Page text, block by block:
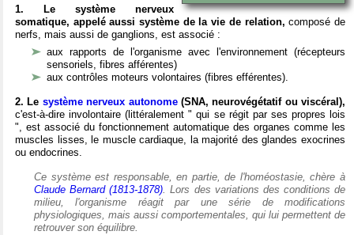
1. Le système nerveux
somatique, appelé aussi système de la vie de relation, composé de
nerfs, mais aussi de ganglions, est associé :
aux rapports de l'organisme avec l'environnement (récepteurs
sensoriels, fibres afférentes)
aux contrôles moteurs volontaires (fibres efférentes).
2. Le système nerveux autonome(SNA, neurovégétatif ou viscéral),
c'est-à-dire involontaire (littéralement " qui se régit par ses propres lois
", est associé du fonctionnement automatique des organes comme les
muscles lisses, le muscle cardiaque, la majorité des glandes exocrines
ou endocrines.
Ce système est responsable, en partie, de l'homéostasie, chère à
Claude Bernard (1813-1878). Lors des variations des conditions de
milieu, l'organisme réagit par une série de modifications
physiologiques, mais aussi comportementales, qui lui permettent de
retrouver son équilibre.